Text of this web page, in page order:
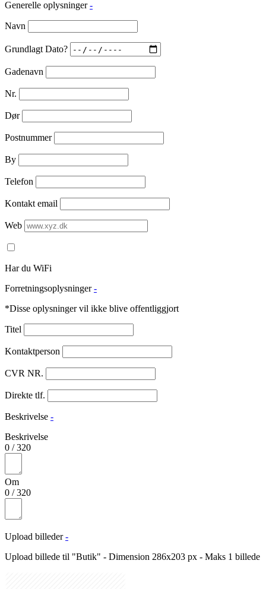
Generelle oplysninger -
Navn
Grundlagt Dato?
Gadenavn
Nr.
Dør
Postnummer
By
Telefon
Kontakt email
Web
Har du WiFi
Forretningsoplysninger -
*Disse oplysninger vil ikke blive offentliggjort
Titel
Kontaktperson
CVR NR.
Direkte tlf.
Beskrivelse -
Beskrivelse
0 /320
Om
0 /320
Upload billeder -
Upload billede til "Butik" - Dimension 286x203 px - Maks 1 billede